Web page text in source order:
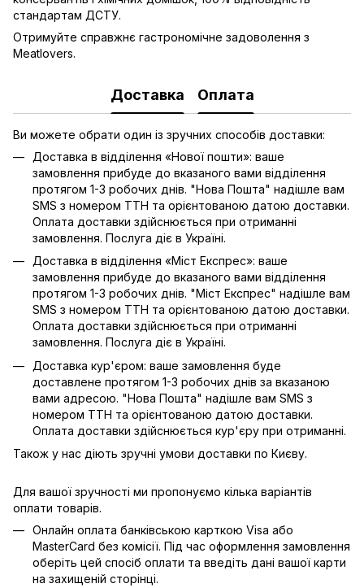
стандартам ДСТУ.
Отримуйте справжнє гастрономічне задоволення з
Meatlovers.
Доставка Оплата
Ви можете обрати один із зручних способів доставки:
Доставка в відділення «Нової пошти»: ваше
замовлення прибуде до вказаного вами відділення
протягом 1-3 робочих днів. "Нова Пошта" надішле вам
SMS з номером ТТН та орієнтованою датою доставки.
Оплата доставки здійснюється при отриманні
замовлення. Послуга діє в Україні.
Доставка в відділення «Міст Експрес»: ваше
замовлення прибуде до вказаного вами відділення
протягом 1-3 робочих днів. "Міст Експрес" надішле вам
SMS з номером ТТН та орієнтованою датою доставки.
Оплата доставки здійснюється при отриманні
замовлення. Послуга діє в Україні.
Доставка кур'єром: ваше замовлення буде
доставлене протягом 1-3 робочих днів за вказаною
вами адресою. "Нова Пошта" надішле вам SMS з
номером ТТН та орієнтованою датою доставки.
Оплата доставки здійснюється кур'єру при отриманні.
Також у нас діють зручні умови доставки по Києву.
Для вашої зручності ми пропонуємо кілька варіантів
оплати товарів.
Онлайн оплата банківською карткою Visa або
MasterCard без комісії. Під час оформлення замовлення
оберіть цей спосіб оплати та введіть дані вашої карти
на захищеній сторінці.